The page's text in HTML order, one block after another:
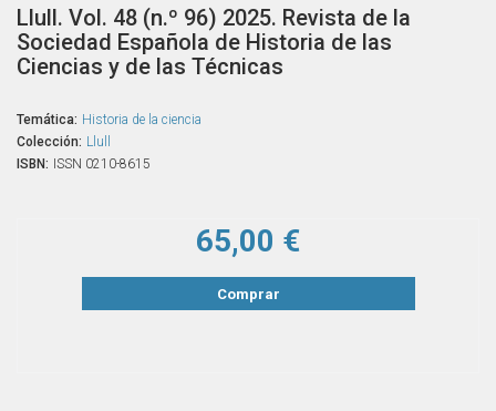
Llull. Vol. 48 (n.º 96) 2025. Revista de la
Sociedad Española de Historia de las
Ciencias y de las Técnicas
Temática: Historia de la ciencia
Colección: Llull
ISBN: ISSN 0210-8615
65,00 €
Comprar